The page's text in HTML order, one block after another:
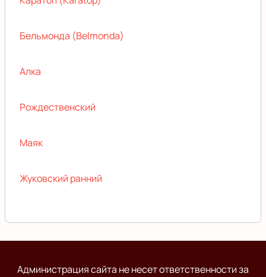
Бельмонда (Belmonda)
Алка
Рождественский
Маяк
Жуковский ранний
Администрация сайта не несет ответственности за